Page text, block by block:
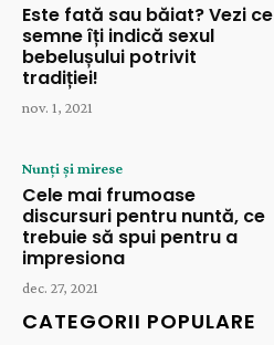
Este fată sau băiat? Vezi ce
semne îți indică sexul
bebelușului potrivit
tradiției!
nov. 1, 2021
Nunți și mirese
Cele mai frumoase
discursuri pentru nuntă, ce
trebuie să spui pentru a
impresiona
dec. 27, 2021
CATEGORII POPULARE